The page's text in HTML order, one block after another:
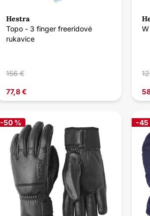
Hestra
Topo - 3 finger freeridové
rukavice
156 €
77,8 €
-50 % -45